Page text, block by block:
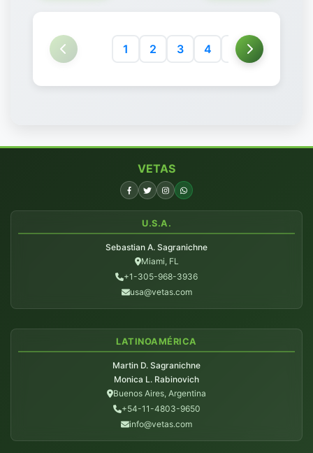
1 2 3 4 5 6
VETAS
U.S.A.
Sebastian A. Sagranichne
Miami, FL
+1-305-968-3936
usa@vetas.com
LATINOAMÉRICA
Martin D. Sagranichne
Monica L. Rabinovich
Buenos Aires, Argentina
+54-11-4803-9650
info@vetas.com